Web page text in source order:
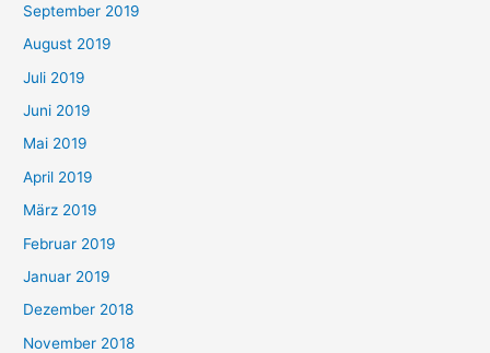
September 2019
August 2019
Juli 2019
Juni 2019
Mai 2019
April 2019
März 2019
Februar 2019
Januar 2019
Dezember 2018
November 2018